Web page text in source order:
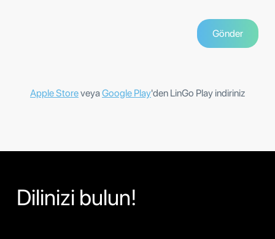
Apple StoreveyaGoogle Play'den LinGo Play indiriniz
Dilinizi bulun!